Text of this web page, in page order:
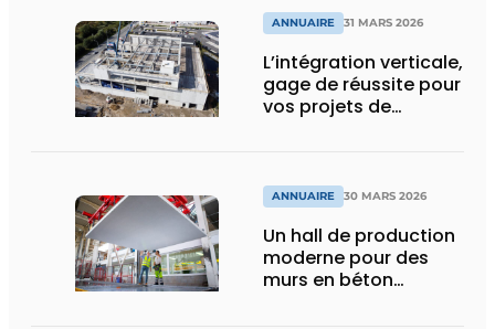
ANNUAIRE 31 MARS 2026
L’intégration verticale,
gage de réussite pour
vos projets de
ANNUAIRE 30 MARS 2026
Un hall de production
moderne pour des
murs en béton